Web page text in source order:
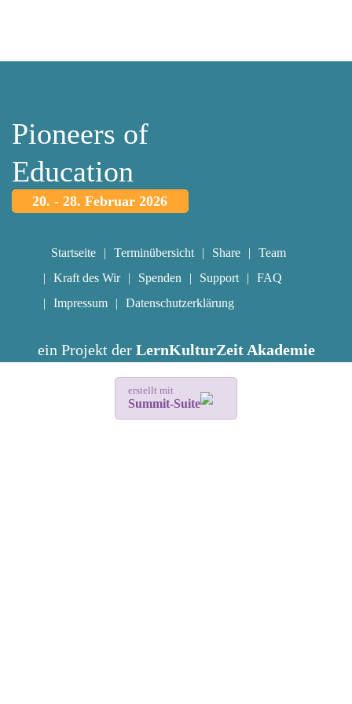
Pioneers of
Education
20. - 28. Februar 2026
Startseite Terminübersicht Share
Team
Kraft des Wir
Spenden Support
FAQ
Impressum
Datenschutzerklärung
ein Projekt der LernKulturZeit Akademie
erstellt mit
Summit-Suite